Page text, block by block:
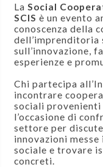
La Social
SCIS è un evento
conoscenza della
dell’imprenditoria
sull’innovazione,
esperienze e
Chi partecipa
incontrare
sociali
l’occasione di
settore per
innovazioni
sociale e trovare
concreti.